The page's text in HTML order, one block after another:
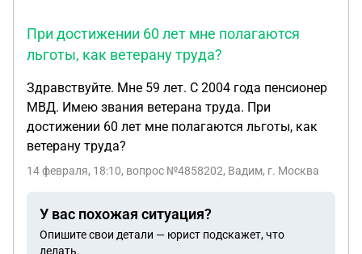
При достижении 60 лет мне полагаются
льготы, как ветерану труда?
Здравствуйте. Мне 59 лет. С 2004 года пенсионер
МВД. Имею звания ветерана труда. При
достижении 60 лет мне полагаются льготы, как
ветерану труда?
14 февраля, 18:10, вопрос №4858202, Вадим, г. Москва
У вас похожая ситуация?
Опишите свои детали — юрист подскажет, что
делать.